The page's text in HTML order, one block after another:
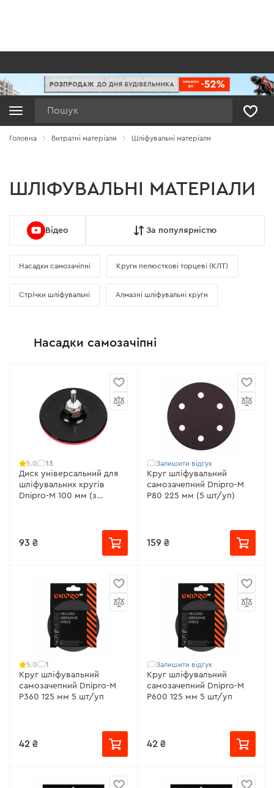
Головна Витратні матеріали Шліфувальні матеріали
ШЛІФУВАЛЬНІ МАТЕРІАЛИ
Відео За популярністю
Насадки самозачіпні Круги пелюсткові торцеві (КЛТ)
Стрічки шліфувальні Алмазні шліфувальні круги
Насадки самозачіпні
5.0 13
Диск універсальний для
шліфувальних кругів
Dnipro-M 100 мм (з
93 ₴
Залишити відгук
Круг шліфувальний
самозачепний Dnipro-M
Р80 225 мм (5 шт/уп)
159 ₴
5.0 1
Круг шліфувальний
самозачепний Dnipro-M
Р360 125 мм 5 шт/уп
42 ₴
Залишити відгук
Круг шліфувальний
самозачепний Dnipro-M
Р600 125 мм 5 шт/уп
42 ₴